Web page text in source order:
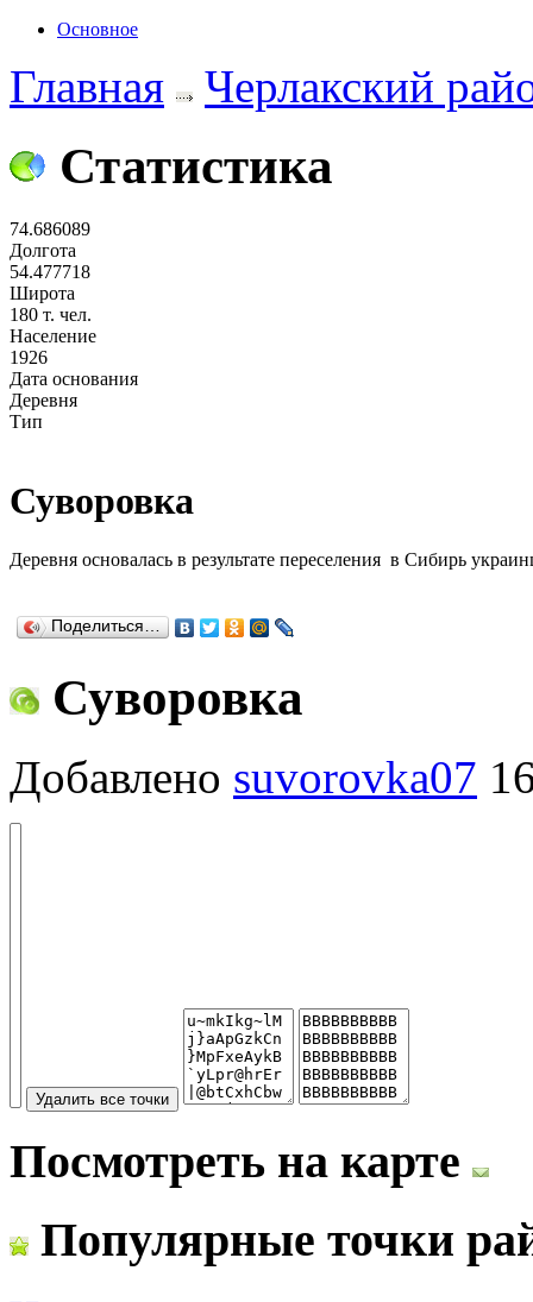
Основное
Главная Черлакский
Статистика
74.686089
Долгота
54.477718
Широта
180 т. чел.
Население
1926
Дата основания
Деревня
Тип
Суворовка
Деревня основалась в результате переселения в Сибирь
Поделиться…
Суворовка
Добавлено suvorovka07
Посмотреть на карте
Популярные точки